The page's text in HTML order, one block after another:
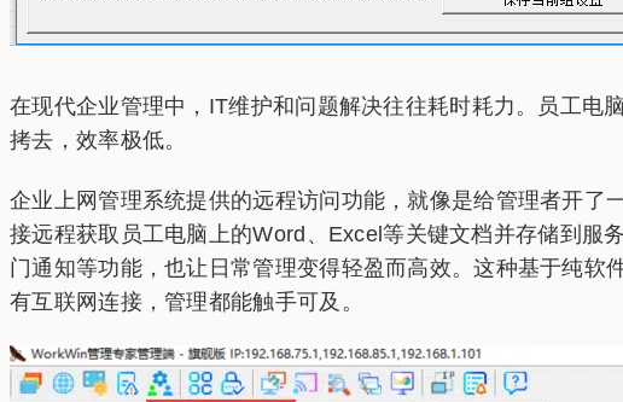
在现代企业管理中，IT维护和问题解决往往耗时耗力。员工电
拷去，效率极低。
企业上网管理系统提供的远程访问功能，就像是给管理者开了
接远程获取员工电脑上的Word、Excel等关键文档并存储到服
门通知等功能，也让日常管理变得轻盈而高效。这种基于纯
有互联网连接，管理都能触手可及。